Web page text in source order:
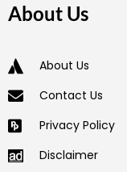
About Us
About Us
Contact Us
Privacy Policy
Disclaimer